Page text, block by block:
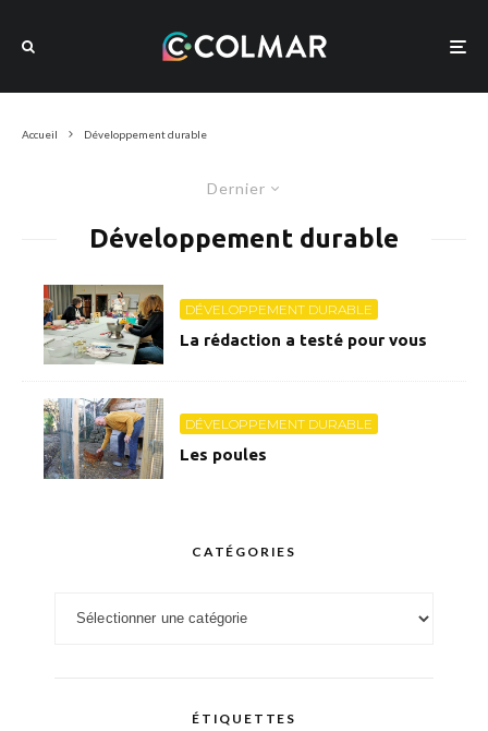
Accueil Développement durable
Dernier
Développement durable
DÉVELOPPEMENT DURABLE
La rédaction a testé pour vous
DÉVELOPPEMENT DURABLE
Les poules
CATÉGORIES
ÉTIQUETTES